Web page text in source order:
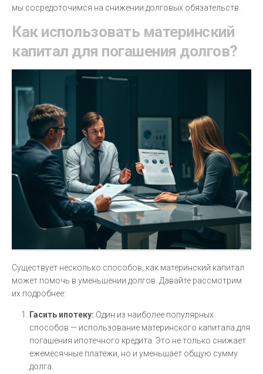
мы сосредоточимся на снижении долговых обязательств.
Как использовать материнский
капитал для погашения долгов?
Существует несколько способов, как материнский капитал
может помочь в уменьшении долгов. Давайте рассмотрим
их подробнее:
Гасить ипотеку: Один из наиболее популярных
способов — использование материнского капитала для
погашения ипотечного кредита. Это не только снижает
ежемесячные платежи, но и уменьшает общую сумму
долга.